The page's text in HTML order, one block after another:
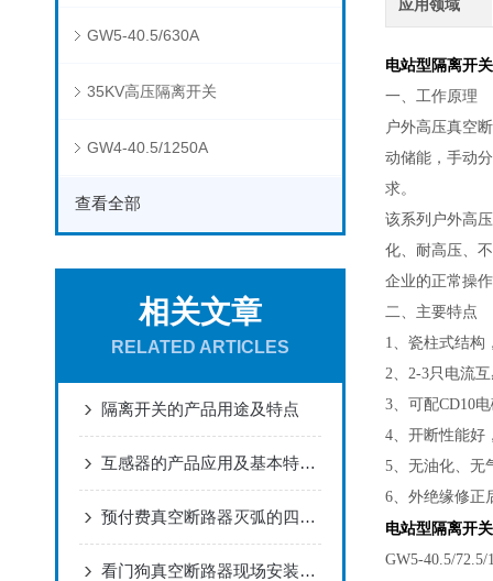
GW5-40.5/630A
35KV高压隔离开关
GW4-40.5/1250A
查看全部
相关文章
RELATED ARTICLES
隔离开关的产品用途及特点
互感器的产品应用及基本特点概述
预付费真空断路器灭弧的四种方法
看门狗真空断路器现场安装调试完整步骤
应用领域
电站型隔离开
一、工作原理
户外高压真空
动储能，手动
求。
该系列户外高
化、耐高压、
企业的正常操
二、主要特点
1、瓷柱式结构
2、2-3只电流
3、可配CD10
4、开断性能好
5、无油化、无
6、外绝缘修正
电站型隔离开
GW5-40.5/